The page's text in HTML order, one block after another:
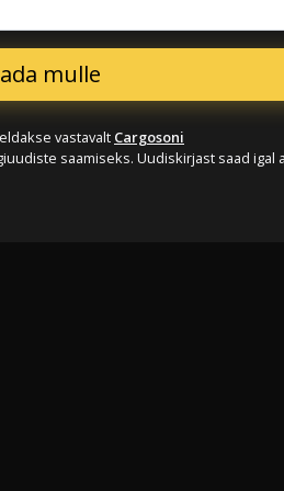
vastavalt Cargosoni
saamiseks. Uudiskirjast saad igal